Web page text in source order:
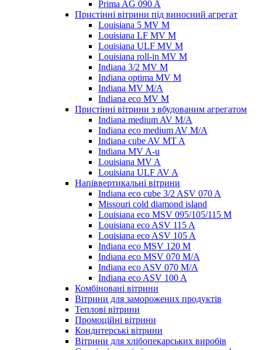
Prima AG 090 A
Пристінні вітрини під виносний агрегат
Louisiana 5 MV M
Louisiana LF MV M
Louisiana ULF MV M
Louisiana roll-in MV M
Indiana 3/2 MV M
Indiana optima MV M
Indiana MV M/A
Indiana eco MV M
Пристінні вітрини з вбудованим агрегатом
Indiana medium AV M/A
Indiana eco medium AV M/A
Indiana cube AV MT A
Indiana MV A-u
Louisiana MV A
Louisiana ULF AV A
Напіввертикальні вітрини
Indiana eco cube 3/2 ASV 070 A
Missouri cold diamond island
Louisiana eco MSV 095/105/115 M
Louisiana eco ASV 115 A
Louisiana eco ASV 105 A
Indiana eco MSV 120 M
Indiana eco MSV 070 M/A
Indiana eco ASV 070 M/A
Indiana eco ASV 100 A
Комбіновані вітрини
Вітрини для заморожених продуктів
Теплові вітрини
Промоційні вітрини
Кондитерські вітрини
Вітрини для хлібопекарських виробів